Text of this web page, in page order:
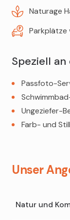
Ceres-
Naturage
Parkplätze
Speziell
Passfoto-
Ungeziefer-
Farb- und
Unser
Natur und